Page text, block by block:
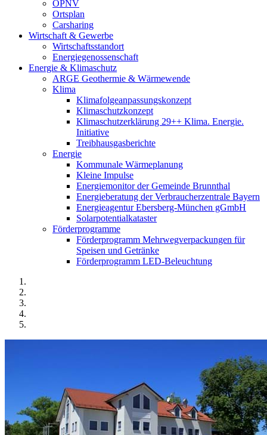
ÖPNV
Ortsplan
Carsharing
Wirtschaft & Gewerbe
Wirtschaftsstandort
Energiegenossenschaft
Energie & Klimaschutz
ARGE Geothermie & Wärmewende
Klima
Klimafolgeanpassungskonzept
Klimaschutzkonzept
Klimaschutzerklärung 29++ Klima. Energie.
Initiative
Treibhausgasberichte
Energie
Kommunale Wärmeplanung
Kleine Impulse
Energiemonitor der Gemeinde Brunnthal
Energieberatung der Verbraucherzentrale Bayern
Energieagentur Ebersberg-München gGmbH
Solarpotentialkataster
Förderprogramme
Förderprogramm Mehrwegverpackungen für
Speisen und Getränke
Förderprogramm LED-Beleuchtung